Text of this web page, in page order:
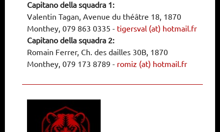
Capitano della squadra 1:
Valentin Tagan, Avenue du théâtre 18, 1870
Monthey, 079 863 0335 - tigersval (at) hotmail.fr
Capitano della squadra 2:
Romain Ferrer, Ch. des dailles 30B, 1870
Monthey, 079 173 8789 - romiz (at) hotmail.fr